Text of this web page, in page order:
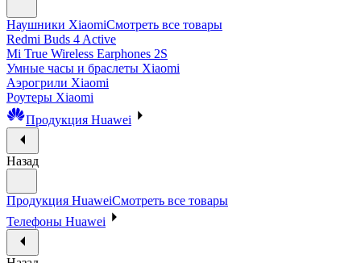
Наушники XiaomiСмотреть все товары
Redmi Buds 4 Active
Mi True Wireless Earphones 2S
Умные часы и браслеты Xiaomi
Аэрогрили Xiaomi
Роутеры Xiaomi
Продукция Huawei
Назад
Продукция HuaweiСмотреть все товары
Телефоны Huawei